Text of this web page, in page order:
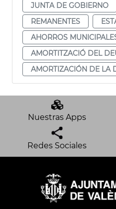
JUNTA DE GOBIERNO
REMANENTES
AHORROS
AMORTITZACIÓ DEL
AMORTIZACIÓN DE LA
Nuestras Apps
Redes Sociales